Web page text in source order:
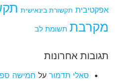
אפקטיבית תקשורת בינאישית
מקרבת תשומת לב
תגובות אחרונות
סאלי תדמור על חמישה